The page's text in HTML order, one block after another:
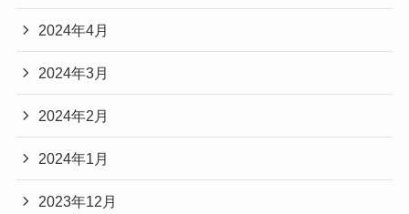
2024年4月
2024年3月
2024年2月
2024年1月
2023年12月